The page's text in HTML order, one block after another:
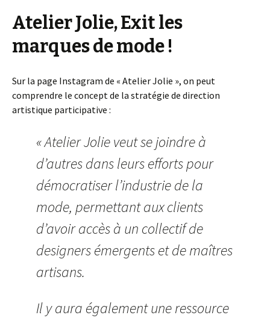
Atelier Jolie, Exit les
marques de mode !
Sur la page Instagram de « Atelier Jolie », on peut
comprendre le concept de la stratégie de direction
artistique participative :
« Atelier Jolie veut se joindre à
d’autres dans leurs efforts pour
démocratiser l’industrie de la
mode, permettant aux clients
d’avoir accès à un collectif de
designers émergents et de maîtres
artisans.
Il y aura également une ressource